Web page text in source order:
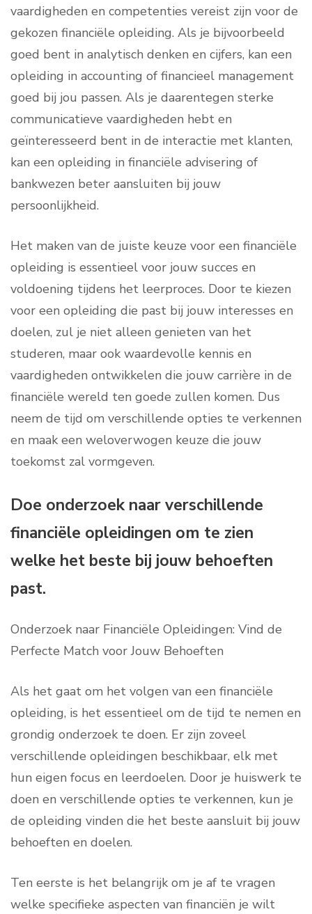
vaardigheden en competenties vereist zijn voor de
gekozen financiële opleiding. Als je bijvoorbeeld
goed bent in analytisch denken en cijfers, kan een
opleiding in accounting of financieel management
goed bij jou passen. Als je daarentegen sterke
communicatieve vaardigheden hebt en
geïnteresseerd bent in de interactie met klanten,
kan een opleiding in financiële advisering of
bankwezen beter aansluiten bij jouw
persoonlijkheid.
Het maken van de juiste keuze voor een financiële
opleiding is essentieel voor jouw succes en
voldoening tijdens het leerproces. Door te kiezen
voor een opleiding die past bij jouw interesses en
doelen, zul je niet alleen genieten van het
studeren, maar ook waardevolle kennis en
vaardigheden ontwikkelen die jouw carrière in de
financiële wereld ten goede zullen komen. Dus
neem de tijd om verschillende opties te verkennen
en maak een weloverwogen keuze die jouw
toekomst zal vormgeven.
Doe onderzoek naar verschillende
financiële opleidingen om te zien
welke het beste bij jouw behoeften
past.
Onderzoek naar Financiële Opleidingen: Vind de
Perfecte Match voor Jouw Behoeften
Als het gaat om het volgen van een financiële
opleiding, is het essentieel om de tijd te nemen en
grondig onderzoek te doen. Er zijn zoveel
verschillende opleidingen beschikbaar, elk met
hun eigen focus en leerdoelen. Door je huiswerk te
doen en verschillende opties te verkennen, kun je
de opleiding vinden die het beste aansluit bij jouw
behoeften en doelen.
Ten eerste is het belangrijk om je af te vragen
welke specifieke aspecten van financiën je wilt